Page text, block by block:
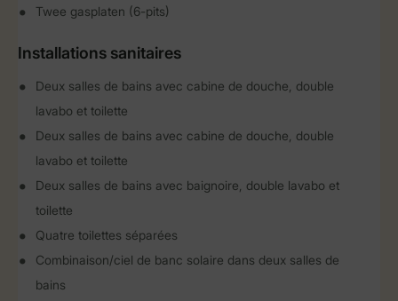
Twee gasplaten (6-pits)
Installations sanitaires
Deux salles de bains avec cabine de douche, double
lavabo et toilette
Deux salles de bains avec cabine de douche, double
lavabo et toilette
Deux salles de bains avec baignoire, double lavabo et
toilette
Quatre toilettes séparées
Combinaison/ciel de banc solaire dans deux salles de
bains